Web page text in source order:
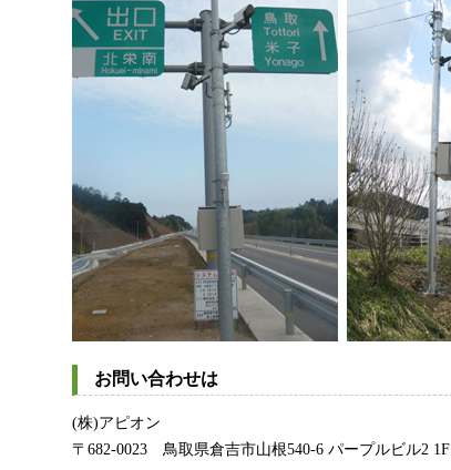
お問い合わせは
(株)アピオン
〒682-0023 鳥取県倉吉市山根540-6 パープルビル2 1F